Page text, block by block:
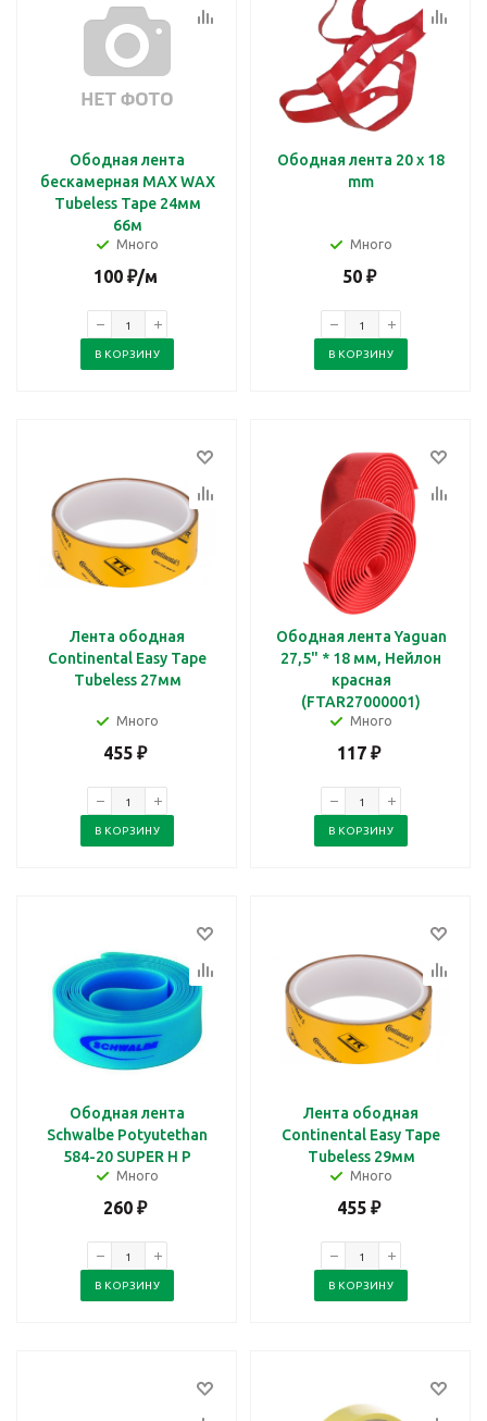
Ободная лента
бескамерная MAX WAX
Tubeless Tape 24мм
66м
Много
100₽/м
В КОРЗИНУ
Ободная лента 20 x 18
mm
Много
50₽
В КОРЗИНУ
Лента ободная
Continental Easy Tape
Tubeless 27мм
Много
455 ₽
В КОРЗИНУ
Ободная лента Yaguan
27,5" * 18 мм, Нейлон
красная
(FTAR27000001)
Много
117 ₽
В КОРЗИНУ
Ободная лента
Schwalbe Potyutethan
584-20 SUPER H P
Много
260 ₽
В КОРЗИНУ
Лента ободная
Continental Easy Tape
Tubeless 29мм
Много
455 ₽
В КОРЗИНУ